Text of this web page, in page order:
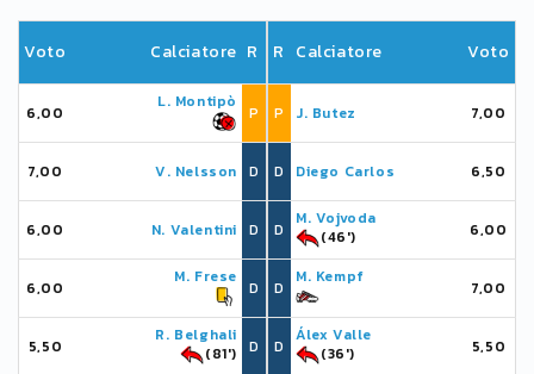
Voto Calciatore R
6,00
L. Montipò
P
7,00 V. Nelsson D
6,00 N. Valentini D
6,00
M. Frese
D
5,50
R. Belghali
(81')
D
R Calciatore Voto
P J. Butez 7,00
D Diego Carlos 6,50
D
M. Vojvoda
(46')
6,00
D
M. Kempf
7,00
D
Álex Valle
(36')
5,50